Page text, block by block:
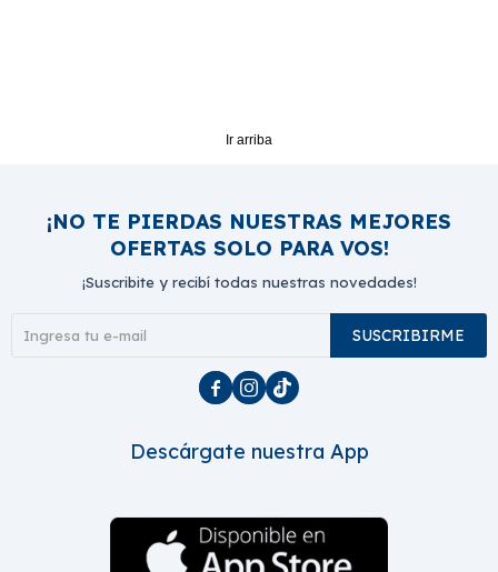
Ir arriba
¡NO TE PIERDAS NUESTRAS MEJORES
OFERTAS SOLO PARA VOS!
¡Suscribite y recibí todas nuestras novedades!
SUSCRIBIRME
  
Descárgate nuestra App